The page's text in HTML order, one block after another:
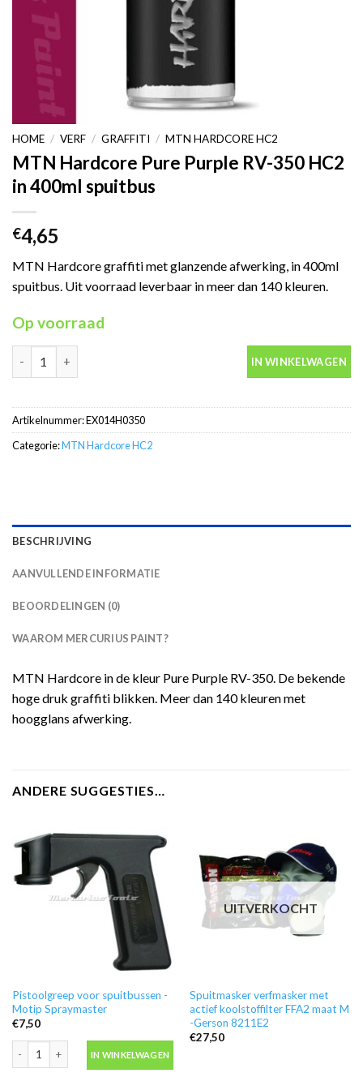
HOME / VERF / GRAFFITI / MTN HARDCORE HC2
MTN Hardcore Pure Purple RV-350 HC2
in 400ml spuitbus
€4,65
MTN Hardcore graffiti met glanzende afwerking, in 400ml
spuitbus. Uit voorraad leverbaar in meer dan 140 kleuren.
Op voorraad
IN WINKELWAGEN
Artikelnummer:EX014H0350
Categorie:MTN Hardcore HC2
BESCHRIJVING
AANVULLENDE INFORMATIE
BEOORDELINGEN (0)
WAAROM MERCURIUS PAINT?
MTN Hardcore in de kleur Pure Purple RV-350. De bekende
hoge druk graffiti blikken. Meer dan 140 kleuren met
hoogglans afwerking.
ANDERE SUGGESTIES…
Pistoolgreep voor spuitbussen -
Motip Spraymaster
€7,50
Pistoolgreep voor spuitbussen -Motip Spraymaster aantal
IN WINKELWAGEN
UITVERKOCHT
Spuitmasker verfmasker met
actief koolstoffilter FFA2 maat M
-Gerson 8211E2
€27,50